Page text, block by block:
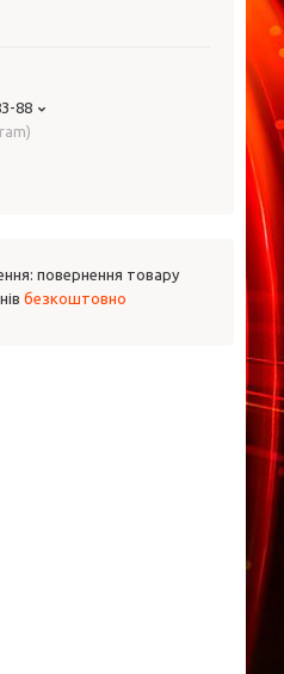
88
повернення товару
безкоштовно